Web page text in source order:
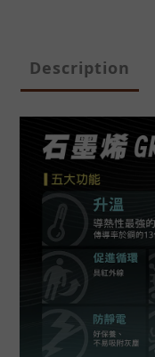
Description